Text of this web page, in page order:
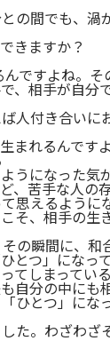
の間でも、渦
きますか？
ですよね。
、相手が自分
人付き合いに
まれるんですよ
うになった気
、苦手な人の
思えるよう
そ、相手の生
の瞬間に、和
とつ」になっ
てしまっている
自分の中にも
ひとつ」にな
た。わざわざ